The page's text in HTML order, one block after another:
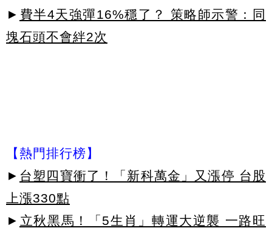
► 費半4天強彈16%穩了？ 策略師示警：同
塊石頭不會絆2次
【熱門排行榜】
► 台塑四寶衝了！「新科萬金」又漲停 台股
上漲330點
► 立秋黑馬！「5生肖」轉運大逆襲 一路旺